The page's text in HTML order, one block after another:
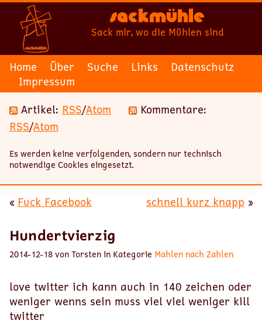
Sackmühle
Sack mir, wo die Mühlen sind
Home Über Suche Links
Datenschutz
Impressum
Artikel: RSS/Atom
Kommentare:
RSS/Atom
Es werden keine verfolgenden, sondern nur technisch
notwendige Cookies eingesetzt.
« Fuck Facebook schnell kurz knapp »
Hundertvierzig
2014-12-18 von Torsten in Kategorie Mahlen nach Zahlen
love twitter ich kann auch in 140 zeichen oder
weniger wenns sein muss viel viel weniger kill
twitter